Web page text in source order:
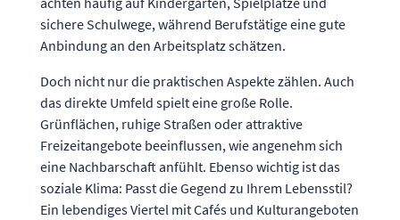
sichere Schulwege, während Berufstätige eine gute
Anbindung an den Arbeitsplatz schätzen.
Doch nicht nur die praktischen Aspekte zählen. Auch
das direkte Umfeld spielt eine große Rolle.
Grünflächen, ruhige Straßen oder attraktive
Freizeitangebote beeinflussen, wie angenehm sich
eine Nachbarschaft anfühlt. Ebenso wichtig ist das
soziale Klima: Passt die Gegend zu Ihrem Lebensstil?
Ein lebendiges Viertel mit Cafés und Kulturangeboten